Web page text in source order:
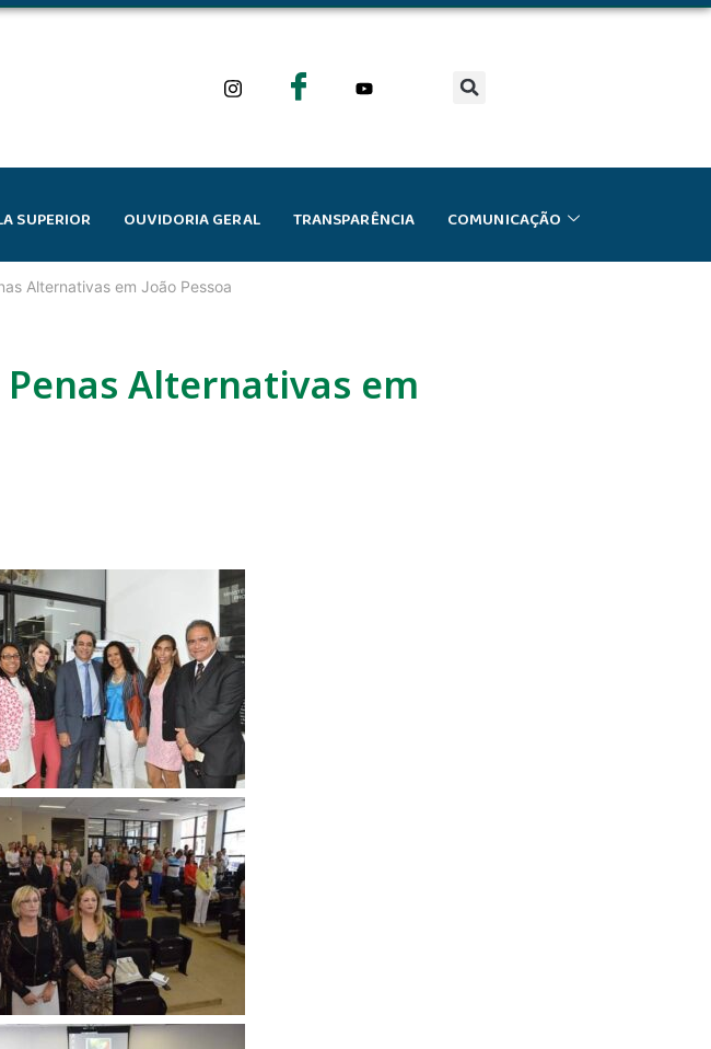
SUPERIOR OUVIDORIA GERAL TRANSPARÊNCIA COMUNICAÇÃO
Alternativas em João Pessoa
Alternativas em